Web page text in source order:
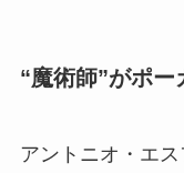
“魔術師”がポ
アントニオ・エ